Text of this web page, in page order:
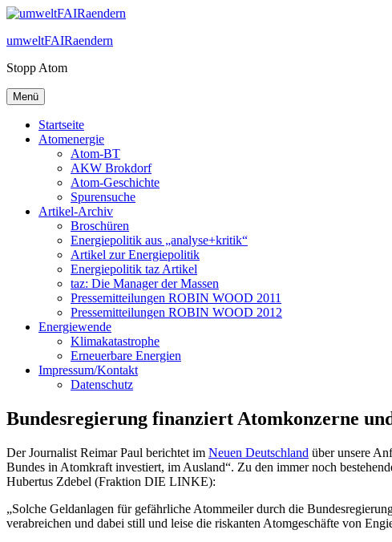
Zum
springen
umweltFAIRaendern
Stopp Atom
Menü
Startseite
Atomenergie
Atom-BT
AKW Brokdorf
Atom-Geschichte
Spurensuche
Artikel-Archiv
Broschüren
Energiepolitik aus „analyse+kritik“
Artikel zur Energiepolitik
Energiepolitik taz Artikel
taz: Die Manager der Massen
Pressemitteilungen ROBIN WOOD 2011
Pressemitteilungen ROBIN WOOD 2012
Energiewende
Klimakatastrophe
Erneuerbare Energien
Impressum/Kontakt
Datenschutz
Bundesregierung finanziert Atomkonzerne
Der Journalist Reimar Paul berichtet im Neuen Deutschland über unsere
Bundes in Atomkraft investiert, im Ausland“. Zu den immer noch
Hubertus Zdebel (Fraktion DIE LINKE):
„Solche Geldanlagen für gefährliche Atommeiler durch die
verabreichen und dabei still und leise die riskanten Atomgeschäfte von